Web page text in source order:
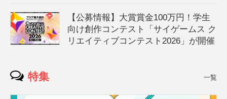
【公募情報】大賞賞金100万円！学生
向け創作コンテスト「サイゲームス ク
リエイティブコンテスト2026」が開催
特集 一覧